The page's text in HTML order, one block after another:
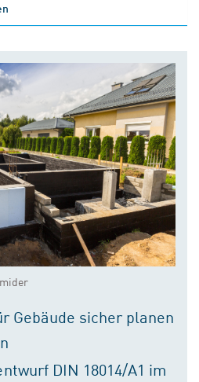
Gebäude sicher planen
DIN 18014/A1 im